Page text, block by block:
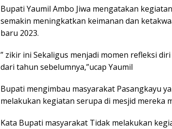
Bupati Yaumil Ambo Jiwa mengatakan
semakin meningkatkan keimanan dan
baru 2023.
” zikir ini Sekaligus menjadi momen refleksi
dari tahun sebelumnya,”ucap Yaumil
Bupati mengimbau masyarakat Pasangkayu
melakukan kegiatan serupa di mesjid mereka
Kata Bupati masyarakat Tidak melakukan